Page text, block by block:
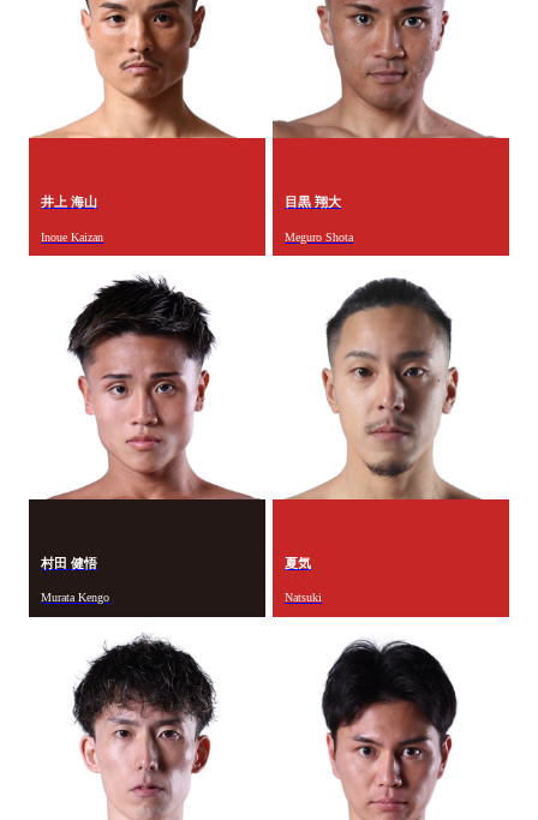
井上 海山
Inoue Kaizan
目黒 翔大
Meguro Shota
村田 健悟
Murata Kengo
夏気
Natsuki